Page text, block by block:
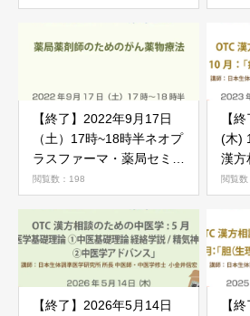
7月中医学アドバンス
応じ
【終了】2022年9月17日
（土）17時~18時半ネオプ
ラスファーマ・薬局セミナ
ー「がん薬物療法勉強会」
のご案内
閲覧数：198
【
(木)
漢方
基本
邪気
閲覧
【終了】2026年5月14日
【